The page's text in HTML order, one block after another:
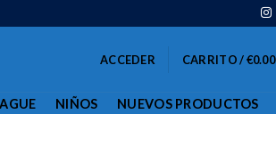
ACCEDER CARRITO /€0.00
NIÑOS NUEVOS PRODUCTOS